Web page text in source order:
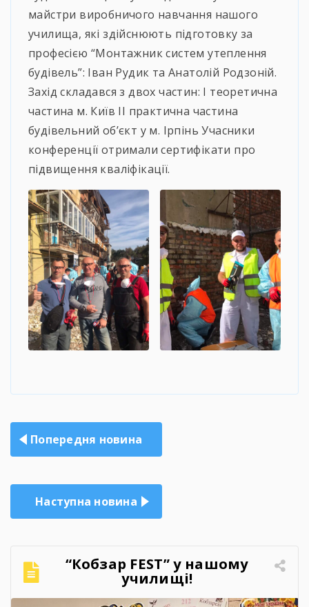
майстри виробничого навчання нашого
училища, які здійснюють підготовку за
професією “Монтажник систем утеплення
будівель”: Іван Рудик та Анатолій Родзоній.
Захід складався з двох частин: І теоретична
частина м. Київ ІІ практична частина
будівельний об’єкт у м. Ірпінь Учасники
конференції отримали сертифікати про
підвищення кваліфікації.
Навігація
записів
Попередня новина
Наступна новина
“Кобзар FEST” у нашому
училищі!